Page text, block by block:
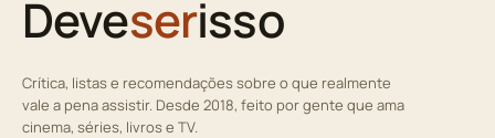
Deveserisso
Crítica, listas e recomendações sobre o que realmente
vale a pena assistir. Desde 2018, feito por gente que ama
cinema, séries, livros e TV.